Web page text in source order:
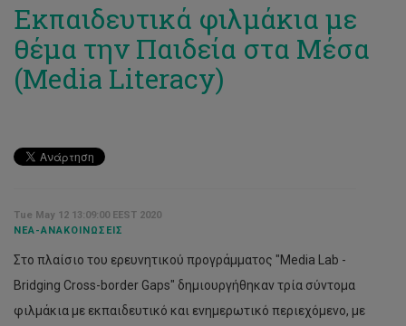
Εκπαιδευτικά φιλμάκια με
θέμα την Παιδεία στα Μέσα
(Media Literacy)
Tue May 12 13:09:00 EEST 2020
ΝΈΑ-ΑΝΑΚΟΙΝΏΣΕΙΣ
Στο πλαίσιο του ερευνητικού προγράμματος "Media Lab -
Βridging Cross-border Gaps" δημιουργήθηκαν τρία σύντομα
φιλμάκια με εκπαιδευτικό και ενημερωτικό περιεχόμενο, με